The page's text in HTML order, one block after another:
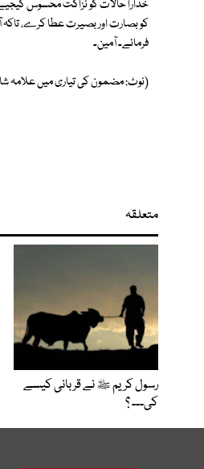
خدارا حالات کو نزاکت محسوس
کو بصارت اور بصیرت عطا کرے،
فرمائے۔ آمین۔
(نوٹ: مضمون کی تیاری میں علامہ
متعلقہ
رسول کریم ﷺ نے قربانی کیسے
کی۔۔۔ ؟